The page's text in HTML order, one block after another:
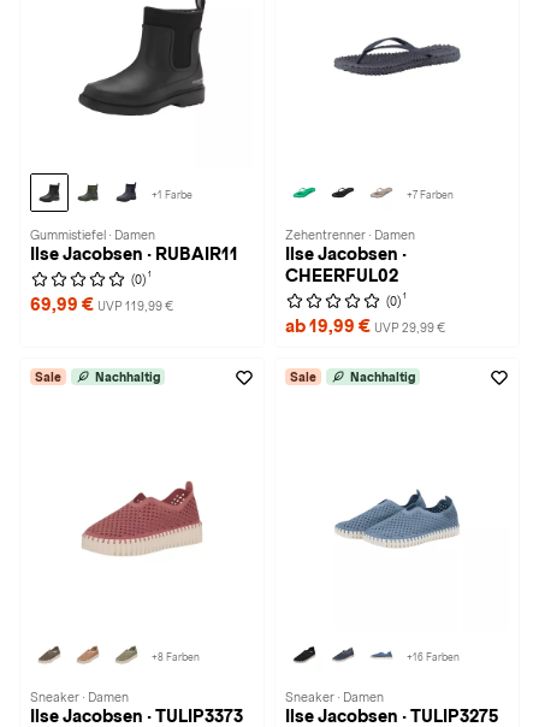
+1 Farbe
Gummistiefel · Damen
Ilse Jacobsen · RUBAIR11
(0) 1
69,99 € UVP 119,99 €
+7 Farben
Zehentrenner · Damen
Ilse Jacobsen ·
CHEERFUL02
(0) 1
ab 19,99 € UVP 29,99 €
Sale Nachhaltig
+8 Farben
Sneaker · Damen
Ilse Jacobsen · TULIP3373
Sale Nachhaltig
+16 Farben
Sneaker · Damen
Ilse Jacobsen · TULIP3275